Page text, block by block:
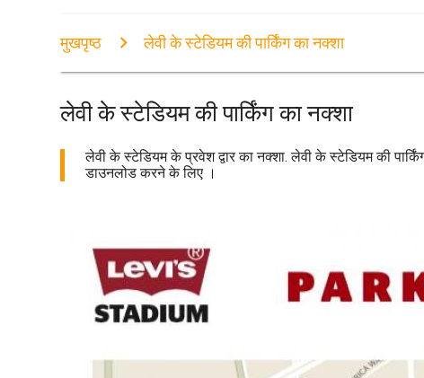
मुखपृष्ठ लेवी के स्टेडियम की पार्किंग का नक्शा
लेवी के स्टेडियम की पार्किंग का नक्शा
लेवी के स्टेडियम के प्रवेश द्वार का नक्शा. लेवी के स्टेडियम की
डाउनलोड करने के लिए ।